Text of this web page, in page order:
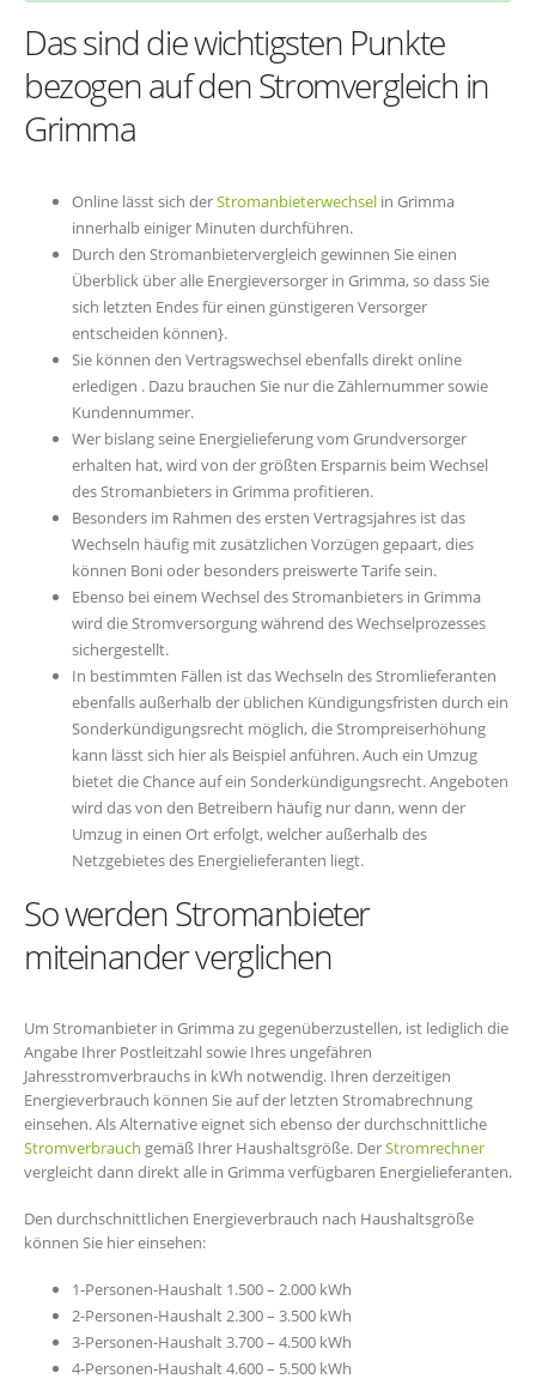
Das sind die wichtigsten Punkte
bezogen auf den Stromvergleich in
Grimma
Online lässt sich derStromanbieterwechsel in Grimma
innerhalb einiger Minuten durchführen.
Durch den Stromanbietervergleich gewinnen Sie einen
Überblick über alle Energieversorger in Grimma, so dass Sie
sich letzten Endes für einen günstigeren Versorger
entscheiden können}.
Sie können den Vertragswechsel ebenfalls direkt online
erledigen . Dazu brauchen Sie nur die Zählernummer sowie
Kundennummer.
Wer bislang seine Energielieferung vom Grundversorger
erhalten hat, wird von der größten Ersparnis beim Wechsel
des Stromanbieters in Grimma profitieren.
Besonders im Rahmen des ersten Vertragsjahres ist das
Wechseln häufig mit zusätzlichen Vorzügen gepaart, dies
können Boni oder besonders preiswerte Tarife sein.
Ebenso bei einem Wechsel des Stromanbieters in Grimma
wird die Stromversorgung während des Wechselprozesses
sichergestellt.
In bestimmten Fällen ist das Wechseln des Stromlieferanten
ebenfalls außerhalb der üblichen Kündigungsfristen durch ein
Sonderkündigungsrecht möglich, die Strompreiserhöhung
kann lässt sich hier als Beispiel anführen. Auch ein Umzug
bietet die Chance auf ein Sonderkündigungsrecht. Angeboten
wird das von den Betreibern häufig nur dann, wenn der
Umzug in einen Ort erfolgt, welcher außerhalb des
Netzgebietes des Energielieferanten liegt.
So werden Stromanbieter
miteinander verglichen
Um Stromanbieter in Grimma zu gegenüberzustellen, ist lediglich die
Angabe Ihrer Postleitzahl sowie Ihres ungefähren
Jahresstromverbrauchs in kWh notwendig. Ihren derzeitigen
Energieverbrauch können Sie auf der letzten Stromabrechnung
einsehen. Als Alternative eignet sich ebenso der durchschnittliche
Stromverbrauch gemäß Ihrer Haushaltsgröße. DerStromrechner
vergleicht dann direkt alle in Grimma verfügbaren Energielieferanten.
Den durchschnittlichen Energieverbrauch nach Haushaltsgröße
können Sie hier einsehen:
1-Personen-Haushalt 1.500 – 2.000 kWh
2-Personen-Haushalt 2.300 – 3.500 kWh
3-Personen-Haushalt 3.700 – 4.500 kWh
4-Personen-Haushalt 4.600 – 5.500 kWh